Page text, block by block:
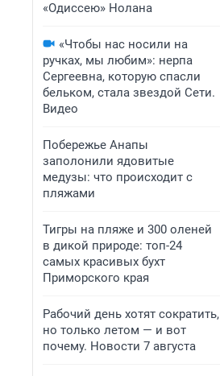
«Одиссею» Нолана
«Чтобы нас носили на
ручках, мы любим»: нерпа
Сергеевна, которую спасли
бельком, стала звездой Сети.
Видео
Побережье Анапы
заполонили ядовитые
медузы: что происходит с
пляжами
Тигры на пляже и 300 оленей
в дикой природе: топ-24
самых красивых бухт
Приморского края
Рабочий день хотят сократить,
но только летом — и вот
почему. Новости 7 августа